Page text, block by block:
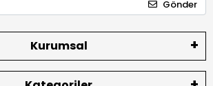
Gönder
Kurumsal